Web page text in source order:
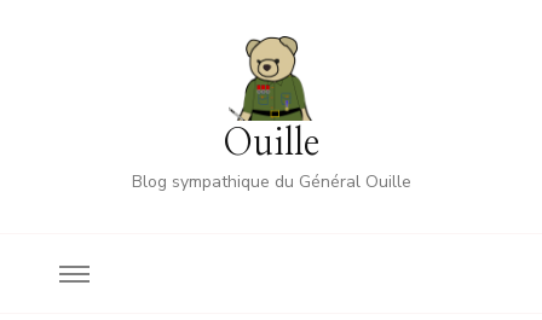
Ouille
Blog sympathique du Général Ouille